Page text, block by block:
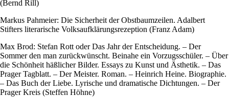
(Bernd Rill)
Markus Pahmeier: Die Sicherheit der Obstbaumzeilen. Adalbert
Stifters literarische Volksaufklärungsrezeption (Franz Adam)
Max Brod: Stefan Rott oder Das Jahr der Entscheidung. – Der
Sommer den man zurückwünscht. Beinahe ein Vorzugsschüler. – Über
die Schönheit häßlicher Bilder. Essays zu Kunst und Ästhetik. – Das
Prager Tagblatt. – Der Meister. Roman. – Heinrich Heine. Biographie.
– Das Buch der Liebe. Lyrische und dramatische Dichtungen. – Der
Prager Kreis (Steffen Höhne)